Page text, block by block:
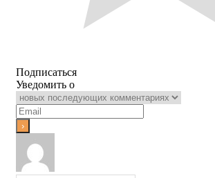
Подписаться
Уведомить о